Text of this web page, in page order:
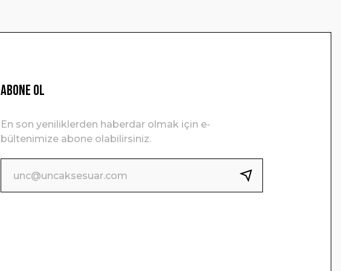
ABONE OL
En son yeniliklerden haberdar olmak için e-
bültenimize abone olabilirsiniz.